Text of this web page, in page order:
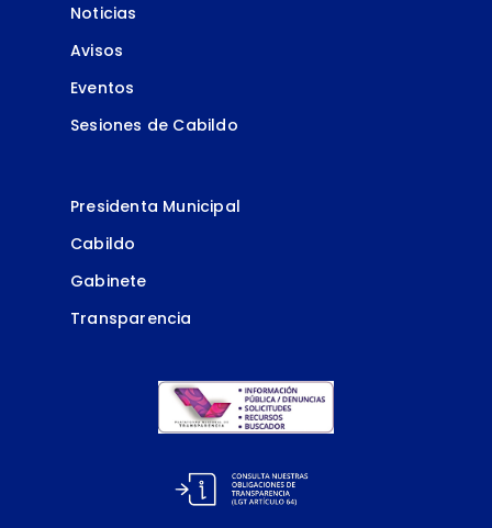
Noticias
Avisos
Eventos
Sesiones de Cabildo
Presidenta Municipal
Cabildo
Gabinete
Transparencia